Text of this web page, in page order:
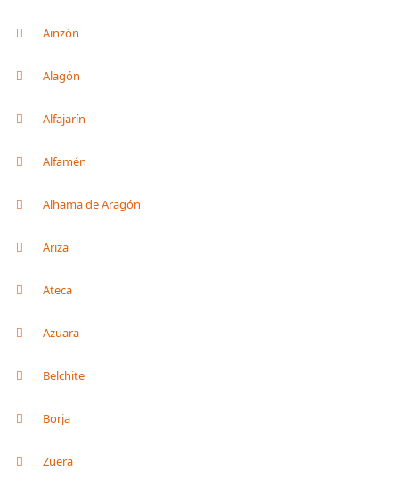
Ainzón
Alagón
Alfajarín
Alfamén
Alhama de Aragón
Ariza
Ateca
Azuara
Belchite
Borja
Zuera